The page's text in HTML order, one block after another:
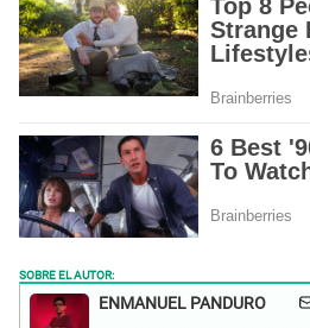
SOBRE EL AUTOR:
ENMANUEL PANDURO